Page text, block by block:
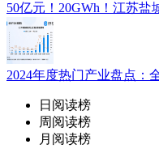
50亿元！20GWh！江苏
2024年度热门产业盘点：
日阅读榜
周阅读榜
月阅读榜